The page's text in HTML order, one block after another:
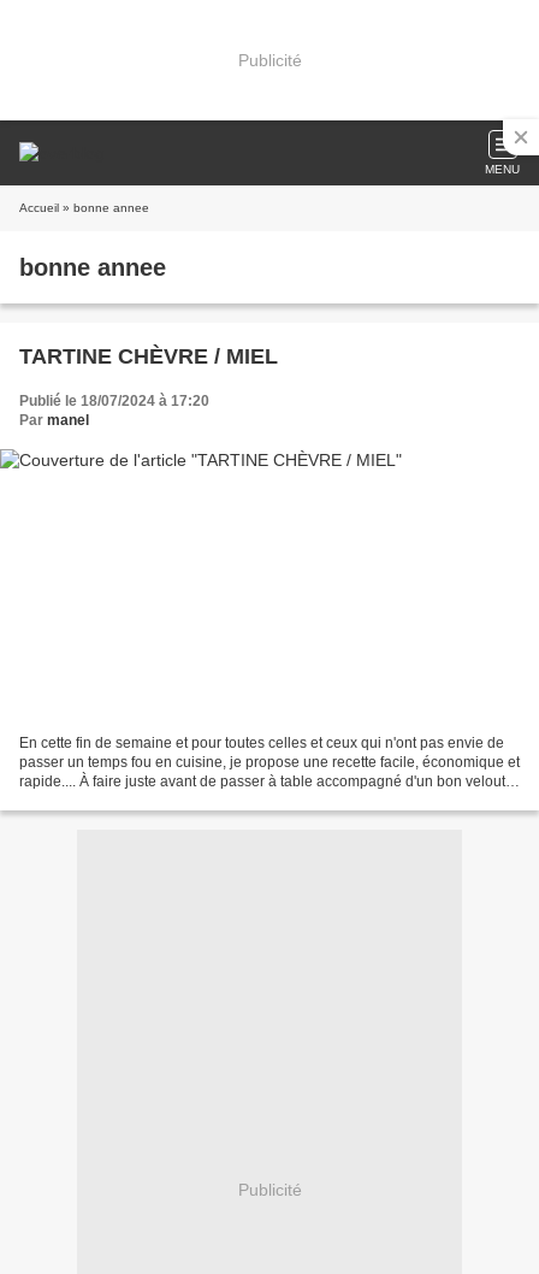
Publicité
MENU
Accueil » bonne annee
bonne annee
TARTINE CHÈVRE / MIEL
Publié le 18/07/2024 à 17:20
Par manel
En cette fin de semaine et pour toutes celles et ceux qui n'ont pas envie de
passer un temps fou en cuisine, je propose une recette facile, économique et
rapide.... À faire juste avant de passer à table accompagné d'un bon velouté
Publicité